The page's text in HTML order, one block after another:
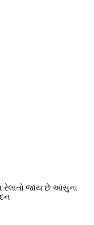
રેલાતો જાય છે આંસુના